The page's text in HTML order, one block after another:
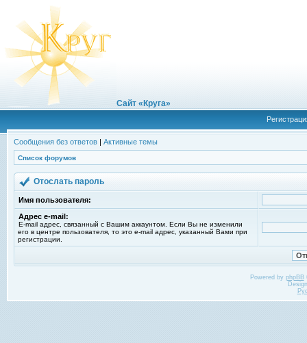
Сайт «Круга»
Сообщения без ответов | Активные темы
Список форумов
Отослать пароль
Имя пользователя:
Адрес e-mail:
E-mail адрес, связанный с Вашим аккаунтом. Если Вы не изменили
его в центре пользователя, то это e-mail адрес, указанный Вами при
регистрации.
Powered by phpBB